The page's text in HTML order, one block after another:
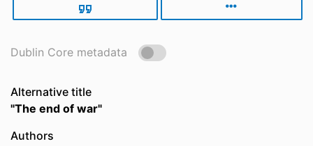
Dublin Core metadata
Alternative title
"The end of war"
Authors